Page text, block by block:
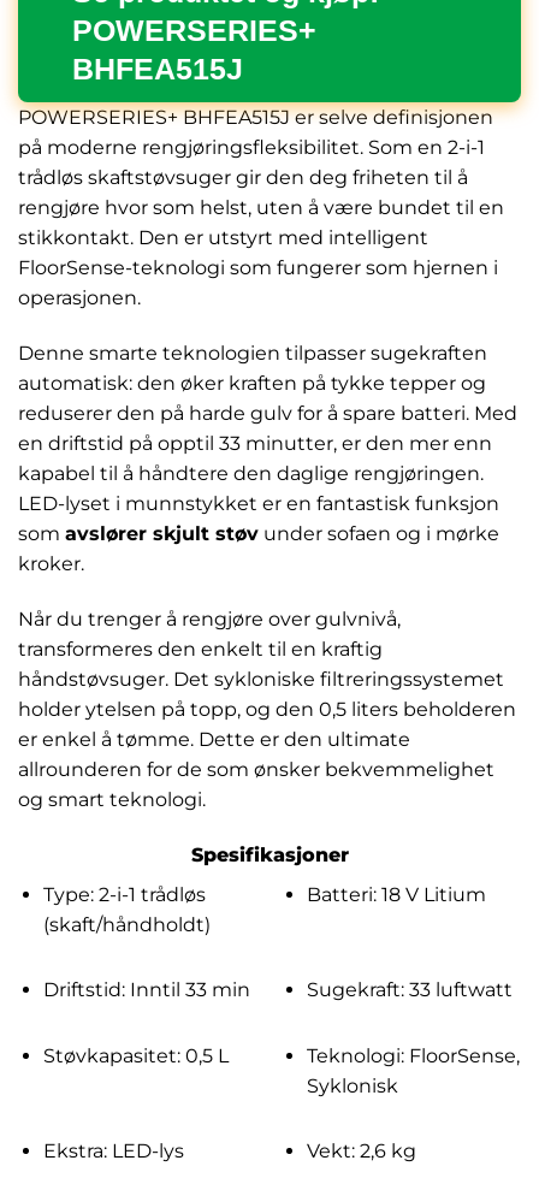
POWERSERIES+
BHFEA515J
POWERSERIES+ BHFEA515J er selve definisjonen
på moderne rengjøringsfleksibilitet. Som en 2-i-1
trådløs skaftstøvsuger gir den deg friheten til å
rengjøre hvor som helst, uten å være bundet til en
stikkontakt. Den er utstyrt med intelligent
FloorSense-teknologi som fungerer som hjernen i
operasjonen.
Denne smarte teknologien tilpasser sugekraften
automatisk: den øker kraften på tykke tepper og
reduserer den på harde gulv for å spare batteri. Med
en driftstid på opptil 33 minutter, er den mer enn
kapabel til å håndtere den daglige rengjøringen.
LED-lyset i munnstykket er en fantastisk funksjon
som avslører skjult støv under sofaen og i mørke
kroker.
Når du trenger å rengjøre over gulvnivå,
transformeres den enkelt til en kraftig
håndstøvsuger. Det sykloniske filtreringssystemet
holder ytelsen på topp, og den 0,5 liters beholderen
er enkel å tømme. Dette er den ultimate
allrounderen for de som ønsker bekvemmelighet
og smart teknologi.
Spesifikasjoner
Type: 2-i-1 trådløs
(skaft/håndholdt)
Batteri: 18 V Litium
Driftstid: Inntil 33 min Sugekraft: 33 luftwatt
Støvkapasitet: 0,5 L
Teknologi: FloorSense,
Syklonisk
Ekstra: LED-lys Vekt: 2,6 kg